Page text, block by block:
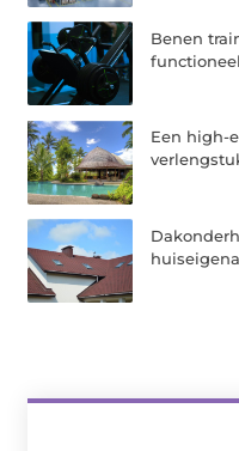
Benen
Een high-